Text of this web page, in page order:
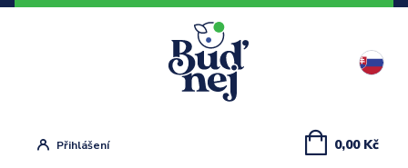
Přihlášení 0,00 Kč